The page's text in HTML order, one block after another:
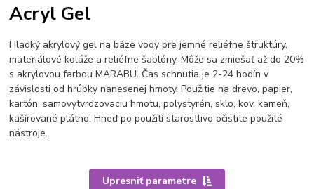
Acryl Gel
Hladký akrylový gel na báze vody pre jemné reliéfne štruktúry,
materiálové koláže a reliéfne šablóny. Môže sa zmiešať až do 20%
s akrylovou farbou MARABU. Čas schnutia je 2-24 hodín v
závislosti od hrúbky nanesenej hmoty. Použitie na drevo, papier,
kartón, samovytvrdzovaciu hmotu, polystyrén, sklo, kov, kameň,
kašírované plátno. Hneď po použití starostlivo očistite použité
nástroje.
Upresniť parametre